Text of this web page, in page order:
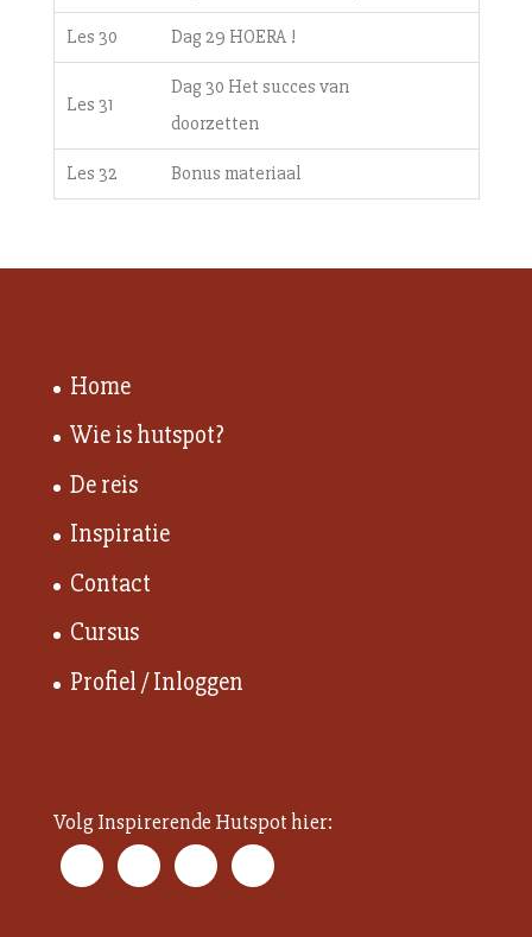
Les 30 Dag 29 HOERA !
Les 31
Dag 30 Het succes van
doorzetten
Les 32 Bonus materiaal
Home
Wie is hutspot?
De reis
Inspiratie
Contact
Cursus
Profiel / Inloggen
Volg Inspirerende Hutspot hier: